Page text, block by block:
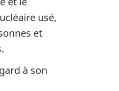
usé,
et
à son